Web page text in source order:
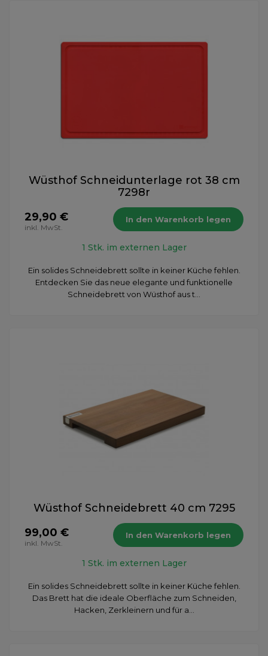
Wüsthof Schneidunterlage rot 38 cm
7298r
29,90 €
inkl. MwSt.
In den Warenkorb legen
1 Stk. im externen Lager
Ein solides Schneidebrett sollte in keiner Küche fehlen.
Entdecken Sie das neue elegante und funktionelle
Schneidebrett von Wüsthof aus t...
Wüsthof Schneidebrett 40 cm 7295
99,00 €
inkl. MwSt.
In den Warenkorb legen
1 Stk. im externen Lager
Ein solides Schneidebrett sollte in keiner Küche fehlen.
Das Brett hat die ideale Oberfläche zum Schneiden,
Hacken, Zerkleinern und für a...